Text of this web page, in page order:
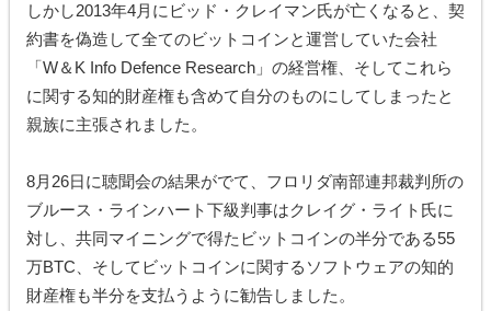
しかし2013年4月にビッド・クレイマン氏が亡くなると、契
約書を偽造して全てのビットコインと運営していた会社
「W＆K Info Defence Research」の経営権、そしてこれら
に関する知的財産権も含めて自分のものにしてしまったと
親族に主張されました。
8月26日に聴聞会の結果がでて、フロリダ南部連邦裁判所の
ブルース・ラインハート下級判事はクレイグ・ライト氏に
対し、共同マイニングで得たビットコインの半分である55
万BTC、そしてビットコインに関するソフトウェアの知的
財産権も半分を支払うように勧告しました。